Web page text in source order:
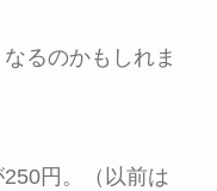
るのかもしれま
円。（以前は